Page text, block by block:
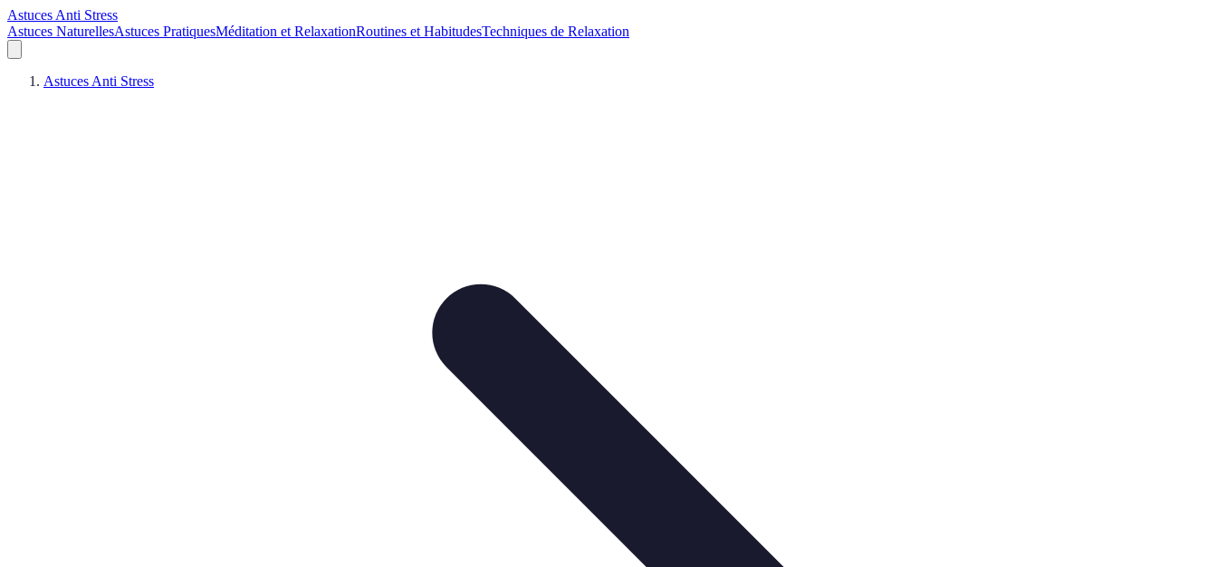
Astuces Anti Stress
Astuces NaturellesAstuces PratiquesMéditation et RelaxationRoutines et HabitudesTechniques de Relaxation
Astuces Anti Stress